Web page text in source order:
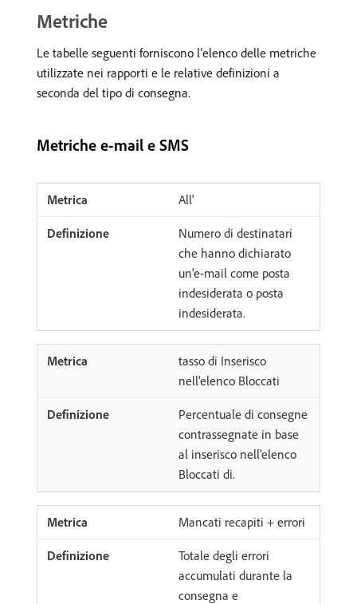
Metriche
Le tabelle seguenti forniscono l’elenco delle metriche
utilizzate nei rapporti e le relative definizioni a
seconda del tipo di consegna.
Metriche e-mail e SMS
All'
Numero di destinatari
che hanno dichiarato
un'e-mail come posta
indesiderata o posta
indesiderata.
tasso di Inserisco
nell'elenco Bloccati
Percentuale di consegne
contrassegnate in base
al inserisco nell'elenco
Bloccati di.
Mancati recapiti + errori
Totale degli errori
accumulati durante la
consegna e